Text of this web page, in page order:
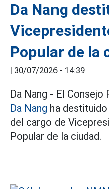
Da Nang
Popular de la
| 30/07/2026 - 14:39
Da Nang - El Consejo
Da Nang ha destituido
del cargo de
Popular de la ciudad.